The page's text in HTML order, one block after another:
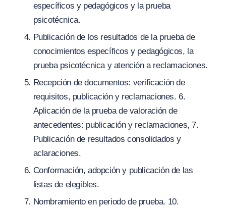
específicos y pedagógicos y la prueba
psicotécnica.
Publicación de los resultados de la prueba de
conocimientos específicos y pedagógicos, la
prueba psicotécnica y atención a reclamaciones.
Recepción de documentos: verificación de
requisitos, publicación y reclamaciones. 6.
Aplicación de la prueba de valoración de
antecedentes: publicación y reclamaciones, 7.
Publicación de resultados consolidados y
aclaraciones.
Conformación, adopción y publicación de las
listas de elegibles.
Nombramiento en periodo de prueba. 10.